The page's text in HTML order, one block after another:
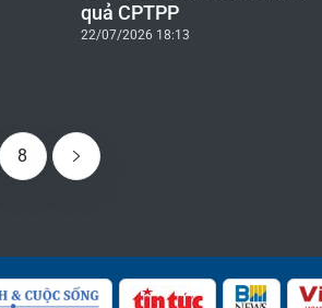
quả CPTPP
22/07/2026 18:13
8